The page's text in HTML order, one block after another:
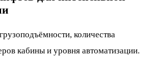
количества
кабины и уровня автоматизации.